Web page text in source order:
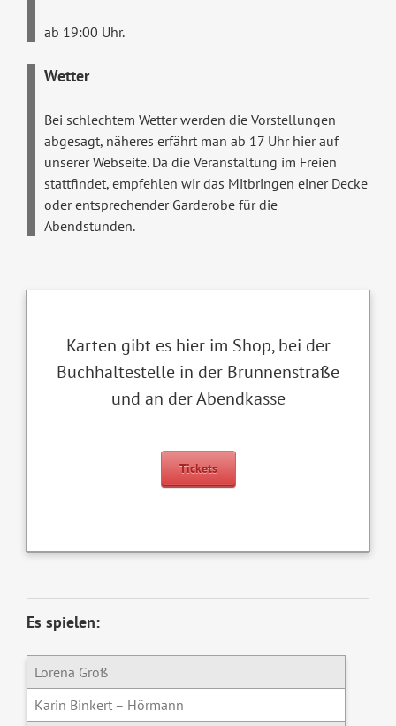
ab 19:00 Uhr.
Wetter
Bei schlechtem Wetter werden die Vorstellungen
abgesagt, näheres erfährt man ab 17 Uhr hier auf
unserer Webseite. Da die Veranstaltung im Freien
stattfindet, empfehlen wir das Mitbringen einer Decke
oder entsprechender Garderobe für die
Abendstunden.
Karten gibt es hier im Shop, bei der
Buchhaltestelle in der Brunnenstraße
und an der Abendkasse
Tickets
Es spielen:
Lorena Groß
Karin Binkert – Hörmann